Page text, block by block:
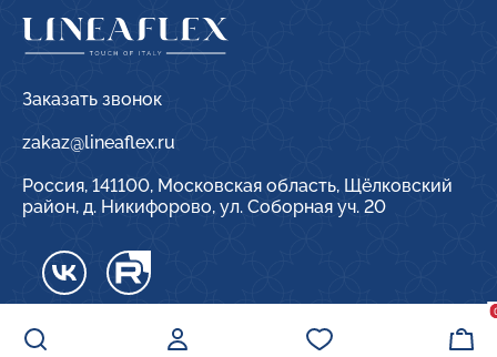
Заказать звонок
zakaz@lineaflex.ru
Россия, 141100, Московская область, Щёлковский
район, д. Никифорово, ул. Соборная уч. 20